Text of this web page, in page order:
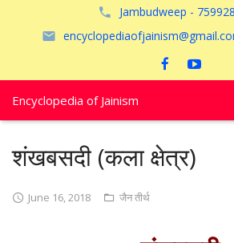
Jambudweep -
Encyclopedia of Jainism
शंखबसदी (कला क्षेत्र)
June 16, 2018 जैन तीर्थ